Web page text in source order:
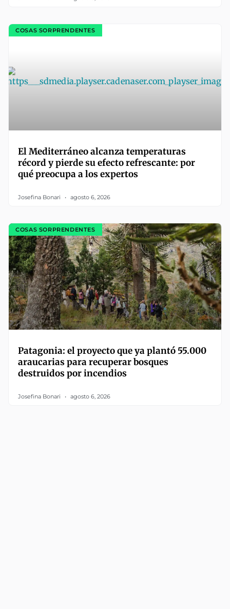
COSAS SORPRENDENTES
El Mediterráneo alcanza temperaturas
récord y pierde su efecto refrescante: por
qué preocupa a los expertos
Josefina Bonari agosto 6, 2026
COSAS SORPRENDENTES
Patagonia: el proyecto que ya plantó 55.000
araucarias para recuperar bosques
destruidos por incendios
Josefina Bonari agosto 6, 2026